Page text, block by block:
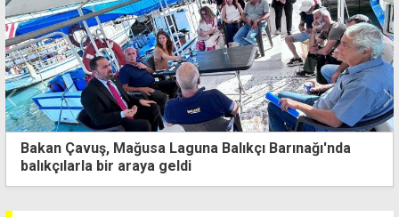
Eşine "şiddet tehdidi, telefonda taciz ve fiziksel
şiddet" suçlarından tutuklandı